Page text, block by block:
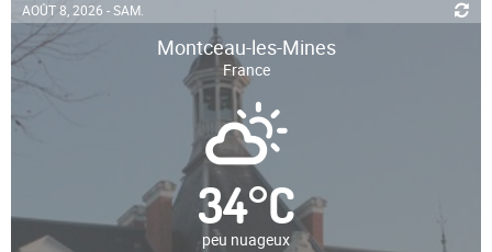
AOÛT 8, 2026 - SAM.
Montceau-les-Mines
France
34°C
peu nuageux